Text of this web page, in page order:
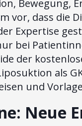
Bewegung,
vor, dass die
Expertise
bei
der
als
und
Neue